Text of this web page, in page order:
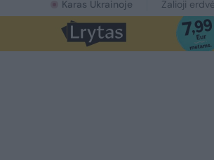
Karas Ukrainoje Žalioji erdvė